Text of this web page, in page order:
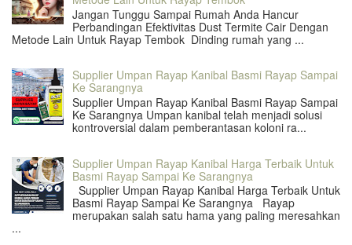
Jangan Tunggu Sampai Rumah Anda Hancur
Perbandingan Efektivitas Dust Termite Cair Dengan
Metode Lain Untuk Rayap Tembok Dinding rumah yang ...
Supplier Umpan Rayap Kanibal Basmi Rayap Sampai
Ke Sarangnya
Supplier Umpan Rayap Kanibal Basmi Rayap Sampai
Ke Sarangnya Umpan kanibal telah menjadi solusi
kontroversial dalam pemberantasan koloni ra...
Supplier Umpan Rayap Kanibal Harga Terbaik Untuk
Basmi Rayap Sampai Ke Sarangnya
Supplier Umpan Rayap Kanibal Harga Terbaik Untuk
Basmi Rayap Sampai Ke Sarangnya Rayap
merupakan salah satu hama yang paling meresahkan
...